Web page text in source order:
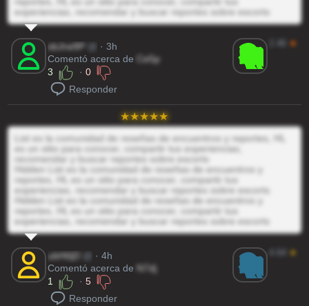
experiencias, recomendar y buscar reportes sobre escorts
sbJrw9P
· 3h
Comentó acerca de
Ce5p
3
·0
Responder
★
List es la comunidad de reseñas de encuentros y reportes, HL
es un sitio para conocer, compartir tus experiencias,
recomendar y buscar reportes sobre escorts
Hidden List es la comunidad de reseñas de encuentros y
reportes, HL es un sitio para conocer, compartir tus
experiencias, recomendar y buscar reportes sobre escorts
Hidden List es la comunidad de reseñas de encuentros y
reportes, HL es un sitio para conocer, compartir tus
experiencias, recomendar y buscar reportes sobre escorts
ubHtIjD
· 4h
Comentó acerca de
N7dj
1
·5
Responder
★